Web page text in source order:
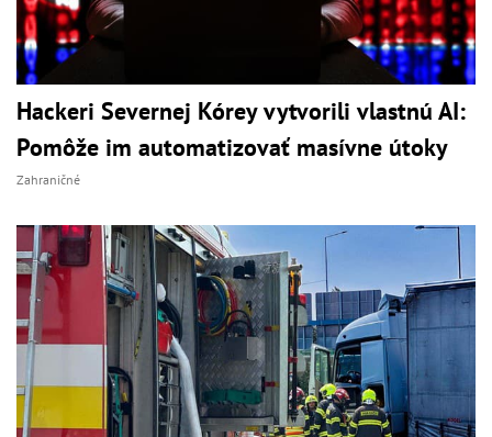
Hackeri Severnej Kórey vytvorili vlastnú AI:
Pomôže im automatizovať masívne útoky
Zahraničné